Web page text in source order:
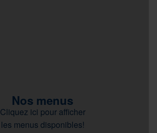
Nos menus
Cliquez ici pour afficher
les menus disponibles!